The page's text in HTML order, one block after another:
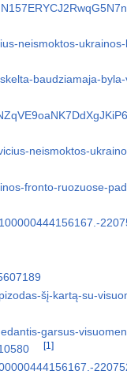
neismoktos-
baudziamaja-
neismoktos-
fronto-ruozuose-
šį-kartą-su-
garsus-
[1]